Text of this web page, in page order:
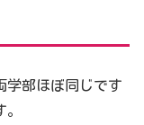
学部ほぼ同じです